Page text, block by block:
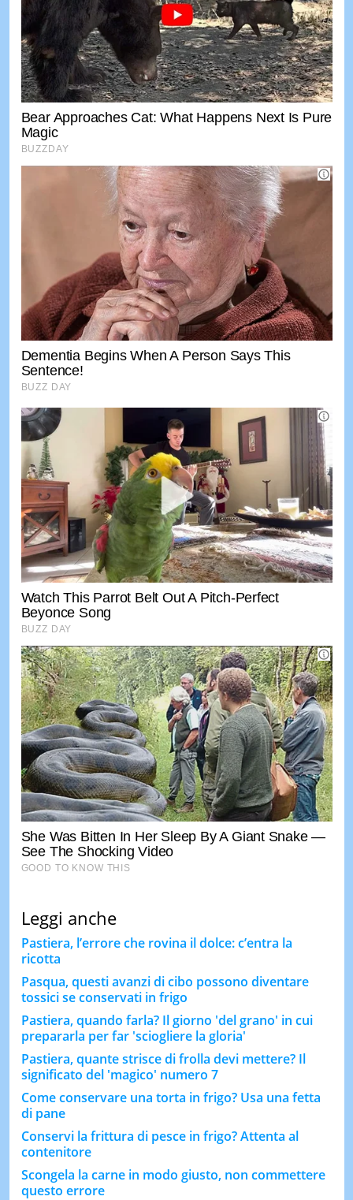
Leggi anche
Pastiera, l’errore che rovina il dolce: c’entra la
ricotta
Pasqua, questi avanzi di cibo possono diventare
tossici se conservati in frigo
Pastiera, quando farla? Il giorno 'del grano' in cui
prepararla per far 'sciogliere la gloria'
Pastiera, quante strisce di frolla devi mettere? Il
significato del 'magico' numero 7
Come conservare una torta in frigo? Usa una fetta
di pane
Conservi la frittura di pesce in frigo? Attenta al
contenitore
Scongela la carne in modo giusto, non commettere
questo errore